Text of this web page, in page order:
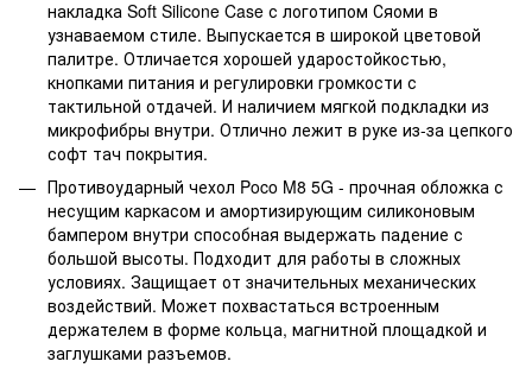
накладка Soft Silicone Case с логотипом Сяоми в
узнаваемом стиле. Выпускается в широкой цветовой
палитре. Отличается хорошей ударостойкостью,
кнопками питания и регулировки громкости с
тактильной отдачей. И наличием мягкой подкладки из
микрофибры внутри. Отлично лежит в руке из-за цепкого
софт тач покрытия.
Противоударный чехол Poco M8 5G - прочная обложка с
несущим каркасом и амортизирующим силиконовым
бампером внутри способная выдержать падение с
большой высоты. Подходит для работы в сложных
условиях. Защищает от значительных механических
воздействий. Может похвастаться встроенным
держателем в форме кольца, магнитной площадкой и
заглушками разъемов.